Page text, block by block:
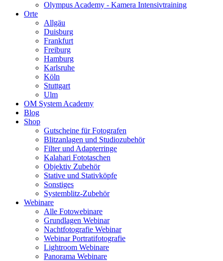
Olympus Academy - Kamera Intensivtraining
Orte
Allgäu
Duisburg
Frankfurt
Freiburg
Hamburg
Karlsruhe
Köln
Stuttgart
Ulm
OM System Academy
Blog
Shop
Gutscheine für Fotografen
Blitzanlagen und Studiozubehör
Filter und Adapterringe
Kalahari Fototaschen
Objektiv Zubehör
Stative und Stativköpfe
Sonstiges
Systemblitz-Zubehör
Webinare
Alle Fotowebinare
Grundlagen Webinar
Nachtfotografie Webinar
Webinar Portratifotografie
Lightroom Webinare
Panorama Webinare